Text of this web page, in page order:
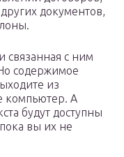
документов,
связанная с ним
содержимое
из
компьютер. А
будут доступны
вы их не